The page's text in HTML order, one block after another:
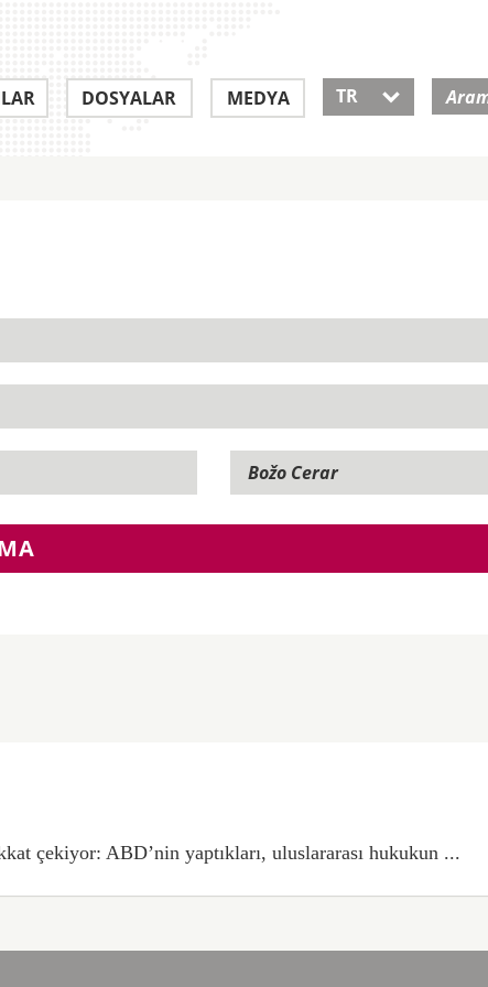
DOSYALAR MEDYA TR 
çekiyor: ABD’nin yaptıkları, uluslararası hukukun ...